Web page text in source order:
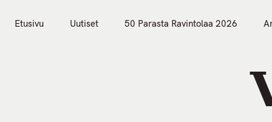
Etusivu Uutiset 50 Parasta Ravintolaa 2026